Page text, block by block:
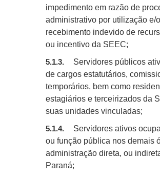
impedimento em razão de
administrativo por utilização e/
recebimento indevido de
ou incentivo da SEEC;
5.1.3.
Servidores públicos
de cargos estatutários,
temporários, bem como
estagiários e terceirizados da
suas unidades vinculadas;
5.1.4.
Servidores ativos
ou função pública nos demais
administração direta, ou
Paraná;